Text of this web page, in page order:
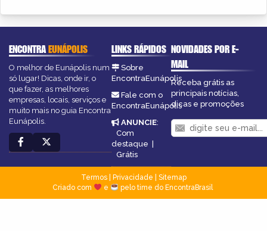
ENCONTRAEUNÁPOLIS
O melhor de Eunápolis num
só lugar! Dicas, onde ir, o
que fazer, as melhores
empresas, locais, serviços e
muito mais no guia Encontra
Eunápolis.
LINKS RÁPIDOS
Sobre
EncontraEunápolis
Fale com o
EncontraEunápolis
ANUNCIE:
Com
destaque |
Grátis
NOVIDADES POR E-
MAIL
Receba grátis as
principais notícias,
dicas e promoções
Termos| Privacidade
Sitemap
Criado com
e pelo time do EncontraBrasil